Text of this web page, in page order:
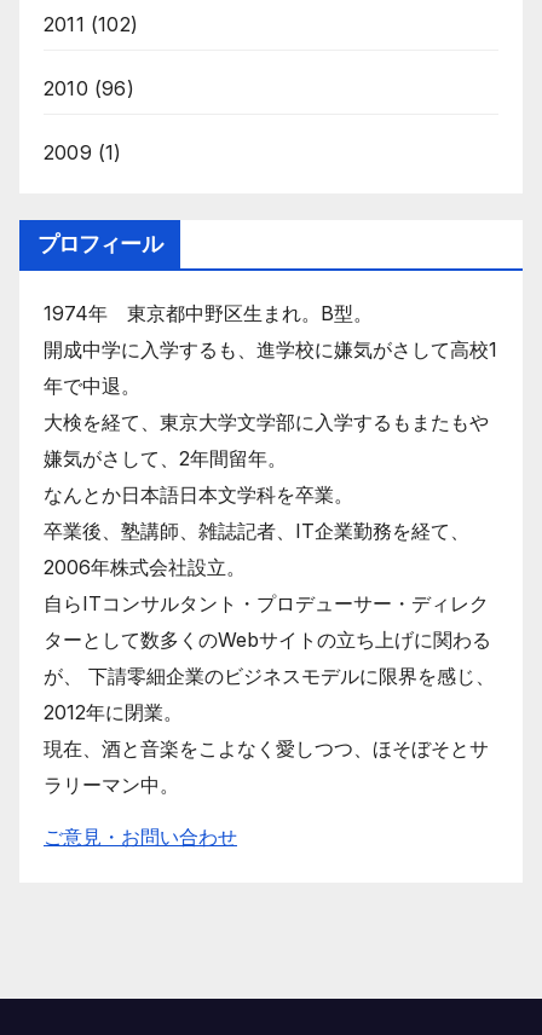
2011 (102)
2010 (96)
2009 (1)
プロフィール
1974年 東京都中野区生まれ。B型。
開成中学に入学するも、進学校に嫌気がさして高校1
年で中退。
大検を経て、東京大学文学部に入学するもまたもや
嫌気がさして、2年間留年。
なんとか日本語日本文学科を卒業。
卒業後、塾講師、雑誌記者、IT企業勤務を経て、
2006年株式会社設立。
自らITコンサルタント・プロデューサー・ディレク
ターとして数多くのWebサイトの立ち上げに関わる
が、 下請零細企業のビジネスモデルに限界を感じ、
2012年に閉業。
現在、酒と音楽をこよなく愛しつつ、ほそぼそとサ
ラリーマン中。
ご意見・お問い合わせ